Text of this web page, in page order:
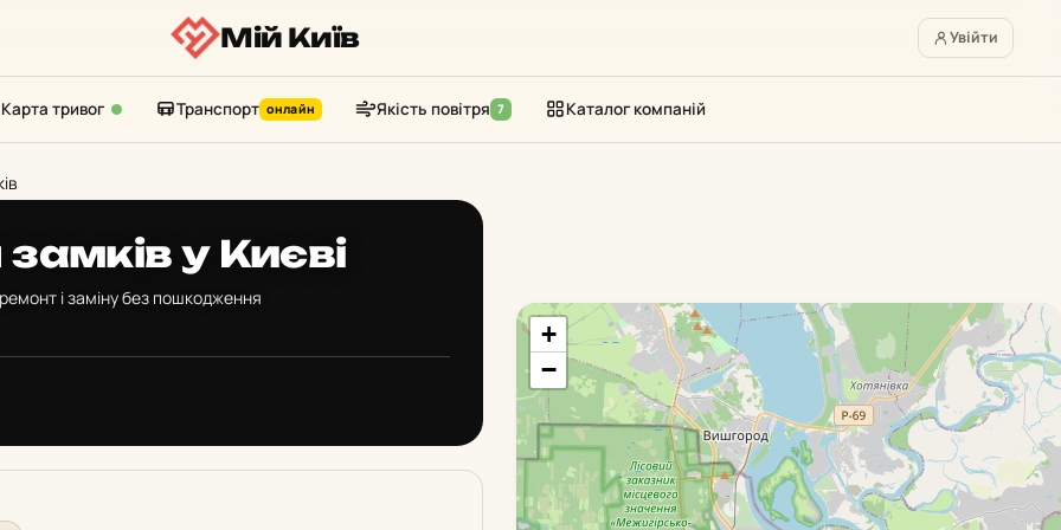
Мій Київ Увійти
Карта тривог Транспорт онлайн Якість повітря 7 Каталог компаній
у Києві
і заміну без пошкодження
+
−